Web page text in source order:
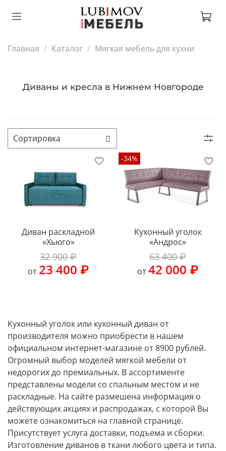
Главная Каталог Мягкая мебель для кухни
Диваны и кресла в Нижнем Новгороде
Диван раскладной
«Хьюго»
32 900 ₽
от 23 400 ₽
-34%
Кухонный уголок
«Андрос»
63 400 ₽
от 42 000 ₽
Кухонный уголок или кухонный диван от
производителя можно приобрести в нашем
официальном интернет-магазине от 8900 рублей.
Огромный выбор моделей мягкой мебели от
недорогих до премиальных. В ассортименте
представлены модели со спальным местом и не
раскладные. На сайте размешена информация о
действующих акциях и распродажах, с которой Вы
можете ознакомиться на главной странице.
Присутствует услуга доставки, подъема и сборки.
Изготовление диванов в ткани любого цвета и типа.